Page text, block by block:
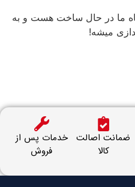
ما در حال ساخت هست و به
میشه!
اصالت
کالا
خدمات پس از
فروش